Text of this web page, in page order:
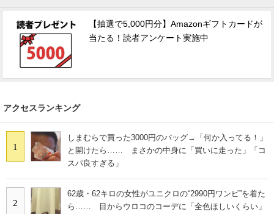
【抽選で5,000円分】Amazonギフトカードが
当たる！読者アンケート実施中
アクセスランキング
1
しまむらで買った3000円のバッグ→「何か入ってる！」
と開けたら…… まさかの中身に「買いに走った」「コ
スパ良すぎる」
2
62歳・62キロの女性がユニクロの“2990円ワンピ”を着た
ら…… 目からウロコのコーデに「全色ほしいくらい」